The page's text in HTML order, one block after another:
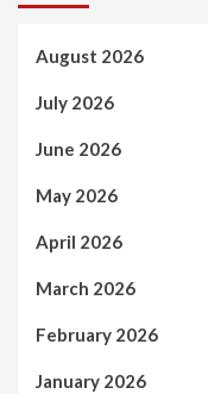
August 2026
July 2026
June 2026
May 2026
April 2026
March 2026
February 2026
January 2026